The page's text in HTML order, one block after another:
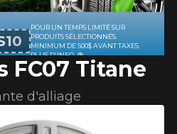
PNEUS VOIR TOUT
Par véhicule
ROUES VOIR TOUT
FC07 Titane
d'alliage
POUR UN TEMPS LIMITÉ SUR
PRODUITS SÉLECTIONNÉS.
MINIMUM DE 500$ AVANT TAXES.
PLUS D'INFO